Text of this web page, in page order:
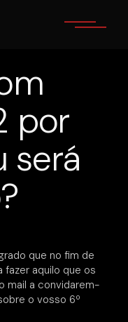
por
será
que no fim de
fazer aquilo que os
mail a convidarem-
o vosso 6º